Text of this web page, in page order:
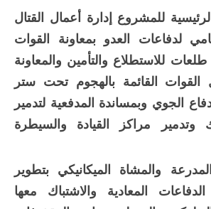
للمشروع إدارة أعمال القتال
لدفاعات العدو بمعاونة القوات
للاستطلاع والتأمين والمعاونة
القائمة بالهجوم تحت ستر
الجوي وبمساندة المدفعية لتدمير
وتدمير مراكز القيادة والسيطرة
والمشاة الميكانيكي بتطوير
المعادية والاشتباك معها